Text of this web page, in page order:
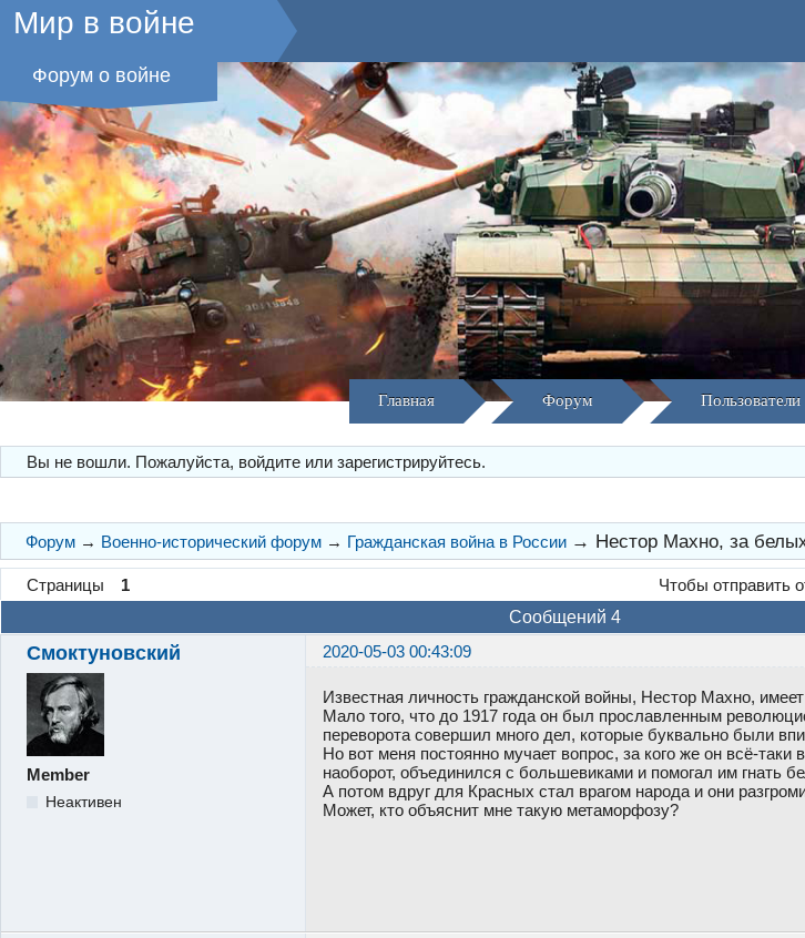
Мир в войне
Форум о войне
Главная Форум Пользователи
Вы не вошли. Пожалуйста, войдите или зарегистрируйтесь.
Форум → Военно-исторический форум → Гражданская война в России → Нестор Махно, за
Страницы 1 Чтобы отправить
Сообщений 4
Смоктуновский 2020-05-03 00:43:09
Member
Неактивен
Известная личность гражданской войны, Нестор Махно,
Мало того, что до 1917 года он был прославленным
переворота совершил много дел, которые буквально были
Но вот меня постоянно мучает вопрос, за кого же он всё-
наоборот, объединился с большевиками и помогал им гнать
А потом вдруг для Красных стал врагом народа и они
Может, кто объяснит мне такую метаморфозу?